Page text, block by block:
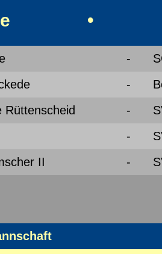
•
-
-
Rüttenscheid
-
-
II
-